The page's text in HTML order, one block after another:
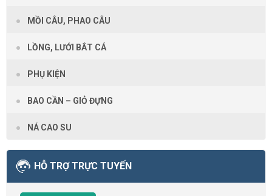
MỒI CÂU, PHAO CÂU
LỒNG, LƯỚI BẮT CÁ
PHỤ KIỆN
BAO CẦN – GIỎ ĐỰNG
NÁ CAO SU
HỖ TRỢ TRỰC TUYẾN